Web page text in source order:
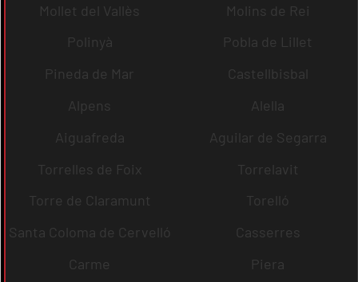
Mollet del Vallès
Molins de Rei
Polinyà
Pobla de Lillet
Pineda de Mar
Castellbisbal
Alpens
Alella
Aiguafreda
Aguilar de Segarra
Torrelles de Foix
Torrelavit
Torre de Claramunt
Torelló
Santa Coloma de Cervelló
Casserres
Carme
Piera